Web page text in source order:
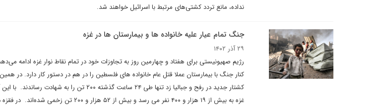
نداده، مانع تردد کشتی‌های مرتبط با اسرائیل خواهند شد.
جنگ تمام عیار علیه خانواده ها و بیمارستان ها در غزه
۲۹ آذر ۱۴۰۲
رژیم صهیونیستی برای هفتاد و چهارمین روز به تجاوزات خود در تمام نقاط نوار غزه ادامه
کنار جنگ با بیمارستان عملا قتل عام خانواده های فلسطین را در هم در دستور کار دارد. در
کشتار جدید در رفح و جبالیا زد تنها طی ۲۴ ساعت گذشته
غزه به بیش از ۱۹ هزار و ۴۰۰ نفر می رسد و بیش از ۵۲